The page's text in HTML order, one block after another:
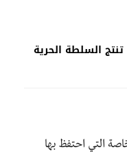
السلطة الحرية
التي احتفظ بها